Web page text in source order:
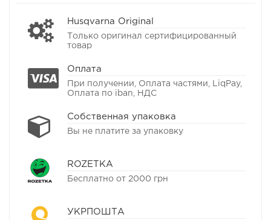
Husqvarna Original
Только оригинал сертифицированный
товар
Оплата
При получении, Оплата частями, LiqPay,
Оплата по iban, НДС
Собственная упаковка
Вы не платите за упаковку
ROZETKA
Бесплатно от 2000 грн
УКРПОШТА